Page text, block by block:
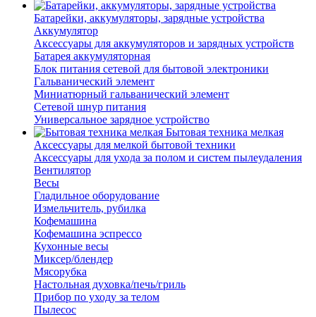
Батарейки, аккумуляторы, зарядные устройства
Аккумулятор
Аксессуары для аккумуляторов и зарядных устройств
Батарея аккумуляторная
Блок питания сетевой для бытовой электроники
Гальванический элемент
Миниатюрный гальванический элемент
Сетевой шнур питания
Универсальное зарядное устройство
Бытовая техника мелкая
Аксессуары для мелкой бытовой техники
Аксессуары для ухода за полом и систем пылеудаления
Вентилятор
Весы
Гладильное оборудование
Измельчитель, рубилка
Кофемашина
Кофемашина эспрессо
Кухонные весы
Миксер/блендер
Мясорубка
Настольная духовка/печь/гриль
Прибор по уходу за телом
Пылесос